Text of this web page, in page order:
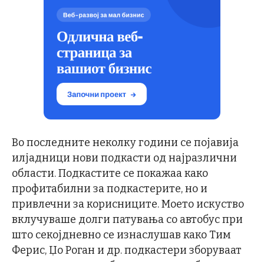
Во последните неколку години се појавија
илјадници нови подкасти од најразлични
области. Подкастите се покажаа како
профитабилни за подкастерите, но и
привлечни за корисниците. Моето искуство
вклучуваше долги патувања со автобус при
што секојдневно се изнаслушав како Тим
Ферис, Џо Роган и др. подкастери зборуваат